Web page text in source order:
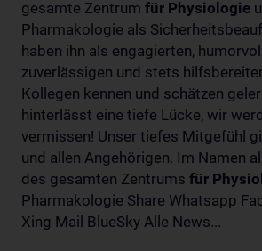
gesamte Zentrum für Physiologie
Pharmakologie als
haben ihn als engagierten,
zuverlässigen und stets
Kollegen kennen und schätzen
hinterlässt eine tiefe Lücke, wir
vermissen! Unser tiefes Mitgefühl
und allen Angehörigen. Im Namen
des gesamten Zentrums für
Pharmakologie Share Whatsapp
Xing Mail BlueSky Alle News...